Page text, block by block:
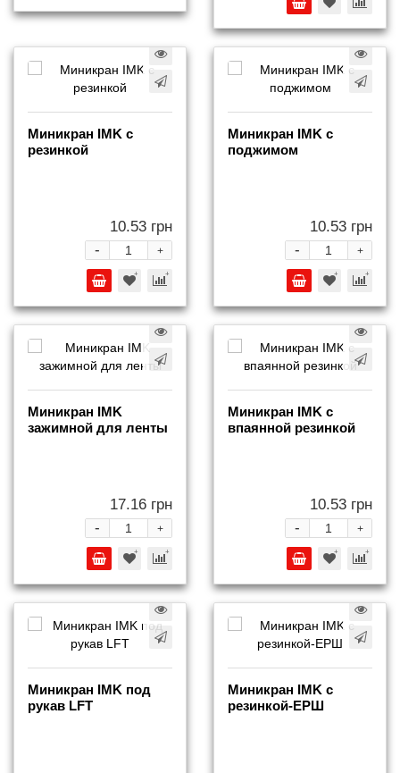
Миникран IMK с
резинкой
10.53 грн
+
-
Миникран IMK с
поджимом
10.53 грн
+
-
Миникран IMK
зажимной для ленты
17.16 грн
+
-
Миникран IMK с
впаянной резинкой
10.53 грн
+
-
Миникран IMK под
рукав LFT
Миникран IMK с
резинкой-ЕРШ